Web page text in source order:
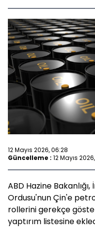
12 Mayıs 2026, 06:28
Güncelleme : 12 Mayıs
ABD Hazine
Ordusu'nun Çin'e
rollerini gerekçe
yaptırım listesine